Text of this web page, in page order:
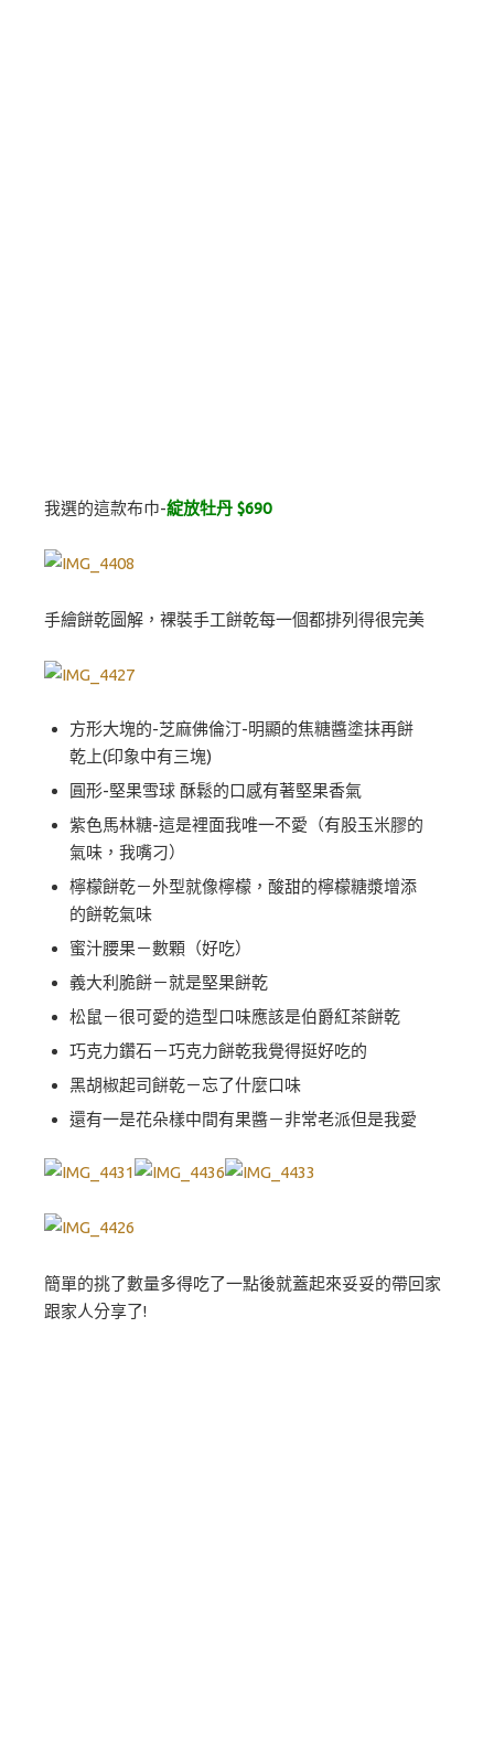
我選的這款布巾-綻放牡丹 $690
手繪餅乾圖解，裸裝手工餅乾每一個都排列得很完美
方形大塊的-芝麻佛倫汀-明顯的焦糖醬塗抹再餅
乾上(印象中有三塊)
圓形-堅果雪球 酥鬆的口感有著堅果香氣
紫色馬林糖-這是裡面我唯一不愛（有股玉米膠的
氣味，我嘴刁）
檸檬餅乾－外型就像檸檬，酸甜的檸檬糖漿增添
的餅乾氣味
蜜汁腰果－數顆（好吃）
義大利脆餅－就是堅果餅乾
松鼠－很可愛的造型口味應該是伯爵紅茶餅乾
巧克力鑽石－巧克力餅乾我覺得挺好吃的
黑胡椒起司餅乾－忘了什麼口味
還有一是花朵樣中間有果醬－非常老派但是我愛
簡單的挑了數量多得吃了一點後就蓋起來妥妥的帶回家
跟家人分享了!